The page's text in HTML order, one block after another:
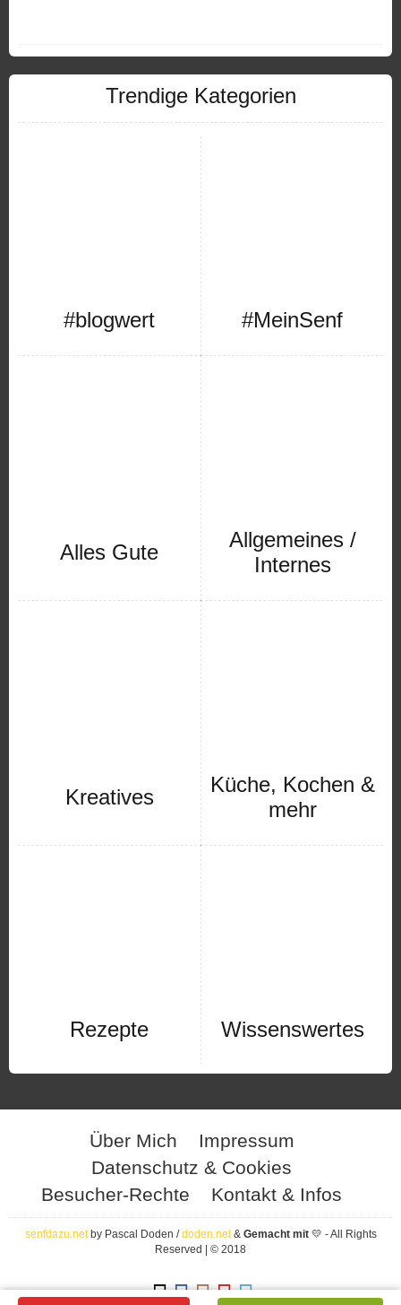
Trendige Kategorien
#blogwert #MeinSenf
Alles Gute
Allgemeines /
Internes
Kreatives
Küche, Kochen &
mehr
Rezepte Wissenswertes
Über Mich
Impressum
Datenschutz & Cookies
Besucher-Rechte
Kontakt & Infos
senfdazu.netby Pascal Doden /doden.net& Gemacht mit 💛 - All Rights
Reserved | © 2018